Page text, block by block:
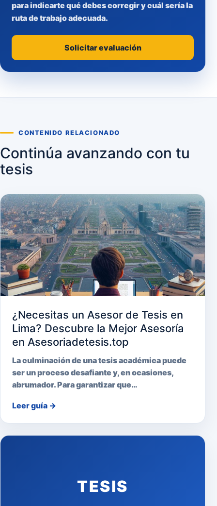
para indicarte qué debes corregir y cuál sería la
ruta de trabajo adecuada.
Solicitar evaluación
CONTENIDO RELACIONADO
Continúa avanzando con tu
tesis
¿Necesitas un Asesor de Tesis en
Lima? Descubre la Mejor Asesoría
en Asesoriadetesis.top
La culminación de una tesis académica puede
ser un proceso desafiante y, en ocasiones,
abrumador. Para garantizar que…
Leer guía →
TESIS